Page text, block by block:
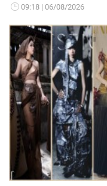
09:18 06/08/2026